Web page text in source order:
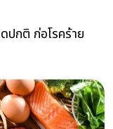
กติ ก่อโรคร้าย